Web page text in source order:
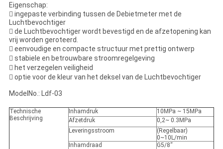
Eigenschap:
 ingepaste verbinding tussen de Debietmeter met de
Luchtbevochtiger
 de Luchtbevochtiger wordt bevestigd en de afzetopening kan
vrij worden geroteerd.
 eenvoudige en compacte structuur met prettig ontwerp
 stabiele en betrouwbare stroomregelgeving
 het verzegelen veiligheid
 optie voor de kleur van het deksel van de Luchtbevochtiger
ModelNo.: Ldf-03
Technische
Beschrijving
Inhamdruk
10MPa ~ 15MPa
Afzetdruk
0,2~ 0.3MPa
Leveringsstroom
(Regelbaar)
0~10L/min
Inhamdraad
G5/8“